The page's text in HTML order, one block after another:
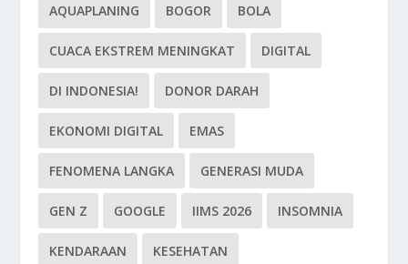
AQUAPLANING BOGOR BOLA
CUACA EKSTREM MENINGKAT DIGITAL
DI INDONESIA! DONOR DARAH
EKONOMI DIGITAL EMAS
FENOMENA LANGKA GENERASI MUDA
GEN Z GOOGLE IIMS 2026 INSOMNIA
KENDARAAN KESEHATAN